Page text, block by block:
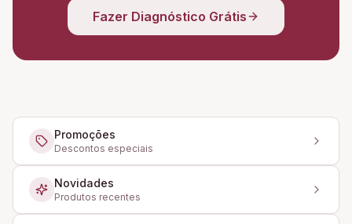
Fazer Diagnóstico Grátis
Promoções
Descontos especiais
Novidades
Produtos recentes